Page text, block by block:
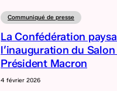
Communiqué de presse
La Confédération
l’inauguration du
Président Macron
4 février 2026